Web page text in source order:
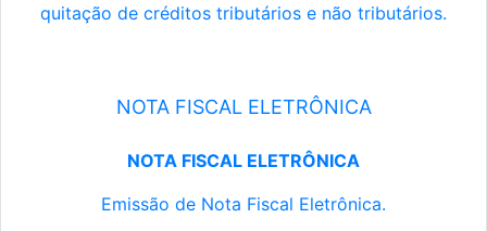
quitação de créditos tributários e não tributários.
NOTA FISCAL ELETRÔNICA
NOTA FISCAL ELETRÔNICA
Emissão de Nota Fiscal Eletrônica.